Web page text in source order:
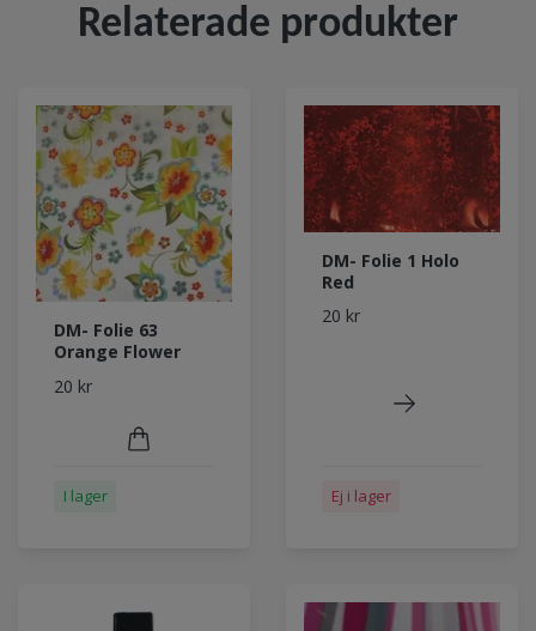
Relaterade produkter
DM- Folie 63
Orange Flower
20 kr
I lager
DM- Folie 1 Holo
Red
20 kr
Ej i lager